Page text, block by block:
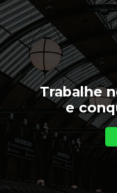
Trabalhe
e